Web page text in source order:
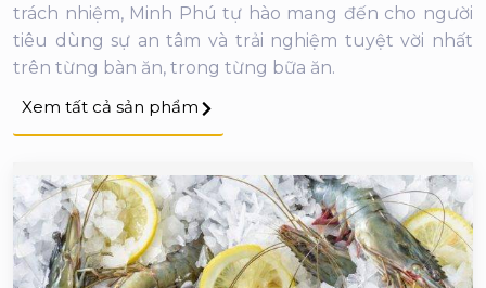
Xem tất cả sản phẩm
trách nhiệm, Minh Phú tự hào mang đến cho người
tiêu dùng sự an tâm và trải nghiệm tuyệt vời nhất
trên từng bàn ăn, trong từng bữa ăn.